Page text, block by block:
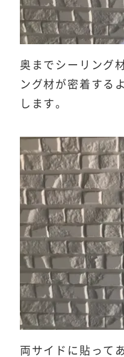
奥までシーリング
ング材が密着する
します。
両サイドに貼って